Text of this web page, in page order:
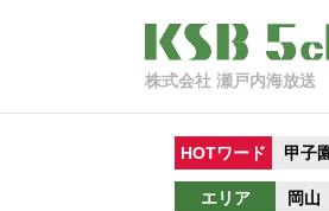
株式会社 瀬戸内海放送
HOTワード 甲子
エリア 岡山